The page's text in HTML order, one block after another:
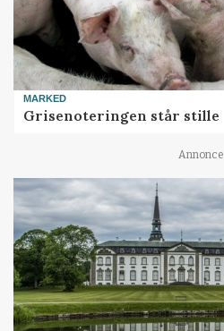
MARKED
Grisenoteringen står stille
Annonce